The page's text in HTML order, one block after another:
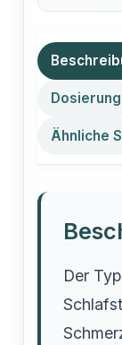
Dosierung
Ähnliche
Der